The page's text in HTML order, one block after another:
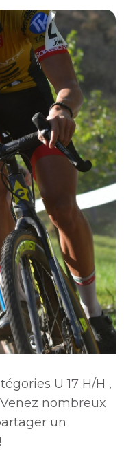
U 17 H/H ,
Venez nombreux
un